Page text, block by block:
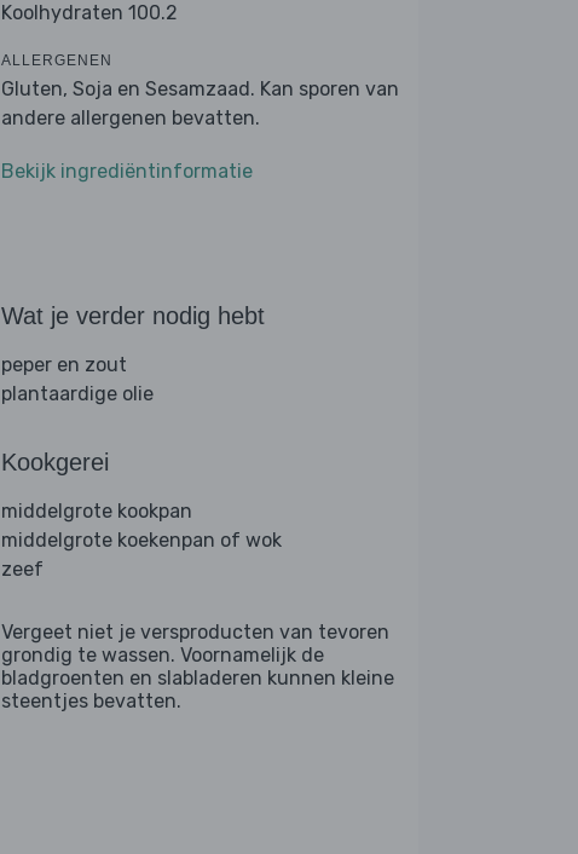
Koolhydraten 100.2
ALLERGENEN
Gluten, Soja en Sesamzaad. Kan sporen van
andere allergenen bevatten.
Bekijk ingrediëntinformatie
Wat je verder nodig hebt
peper en zout
plantaardige olie
Kookgerei
middelgrote kookpan
middelgrote koekenpan of wok
zeef
Vergeet niet je versproducten van tevoren
grondig te wassen. Voornamelijk de
bladgroenten en slabladeren kunnen kleine
steentjes bevatten.